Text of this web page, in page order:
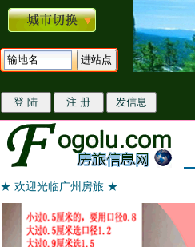
★ 欢迎光临广州房旅 ★